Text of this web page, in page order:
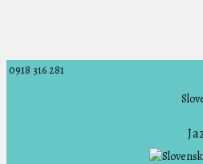
0918 316 281